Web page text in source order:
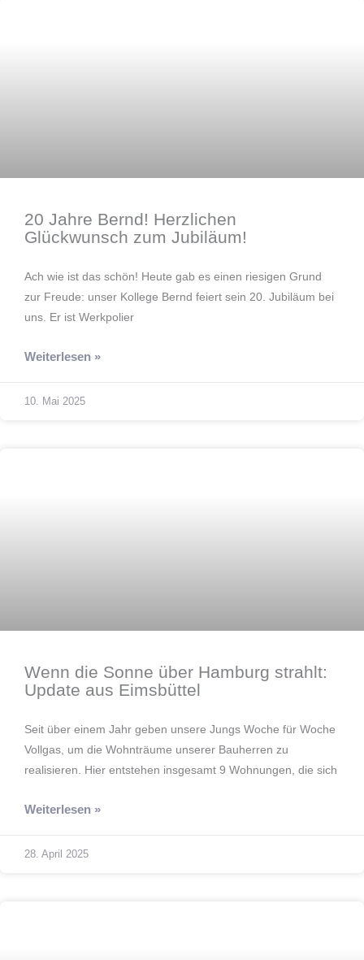
20 Jahre Bernd! Herzlichen
Glückwunsch zum Jubiläum!
Ach wie ist das schön! Heute gab es einen riesigen Grund
zur Freude: unser Kollege Bernd feiert sein 20. Jubiläum bei
uns. Er ist Werkpolier
Weiterlesen »
10. Mai 2025
Wenn die Sonne über Hamburg strahlt:
Update aus Eimsbüttel
Seit über einem Jahr geben unsere Jungs Woche für Woche
Vollgas, um die Wohnträume unserer Bauherren zu
realisieren. Hier entstehen insgesamt 9 Wohnungen, die sich
Weiterlesen »
28. April 2025